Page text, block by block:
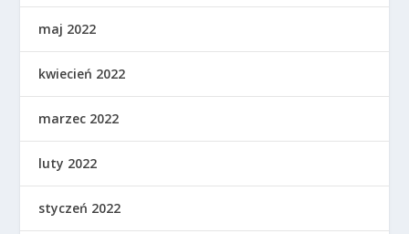
maj 2022
kwiecień 2022
marzec 2022
luty 2022
styczeń 2022